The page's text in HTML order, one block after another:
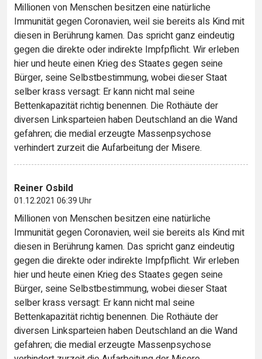
Millionen von Menschen besitzen eine natürliche
Immunität gegen Coronavien, weil sie bereits als Kind mit
diesen in Berührung kamen. Das spricht ganz eindeutig
gegen die direkte oder indirekte Impfpflicht. Wir erleben
hier und heute einen Krieg des Staates gegen seine
Bürger, seine Selbstbestimmung, wobei dieser Staat
selber krass versagt: Er kann nicht mal seine
Bettenkapazität richtig benennen. Die Rothäute der
diversen Linksparteien haben Deutschland an die Wand
gefahren; die medial erzeugte Massenpsychose
verhindert zurzeit die Aufarbeitung der Misere.
Reiner Osbild
01.12.2021 06:39 Uhr
Millionen von Menschen besitzen eine natürliche
Immunität gegen Coronavien, weil sie bereits als Kind mit
diesen in Berührung kamen. Das spricht ganz eindeutig
gegen die direkte oder indirekte Impfpflicht. Wir erleben
hier und heute einen Krieg des Staates gegen seine
Bürger, seine Selbstbestimmung, wobei dieser Staat
selber krass versagt: Er kann nicht mal seine
Bettenkapazität richtig benennen. Die Rothäute der
diversen Linksparteien haben Deutschland an die Wand
gefahren; die medial erzeugte Massenpsychose